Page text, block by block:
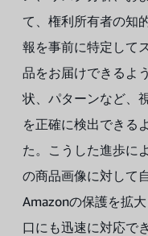
て、権利所有者の知
報を事前に特定して
品をお届けできるよ
状、パターンなど、
を正確に検出できる
た。こうした進歩に
の商品画像に対して
Amazonの保護を拡
口にも迅速に対応で